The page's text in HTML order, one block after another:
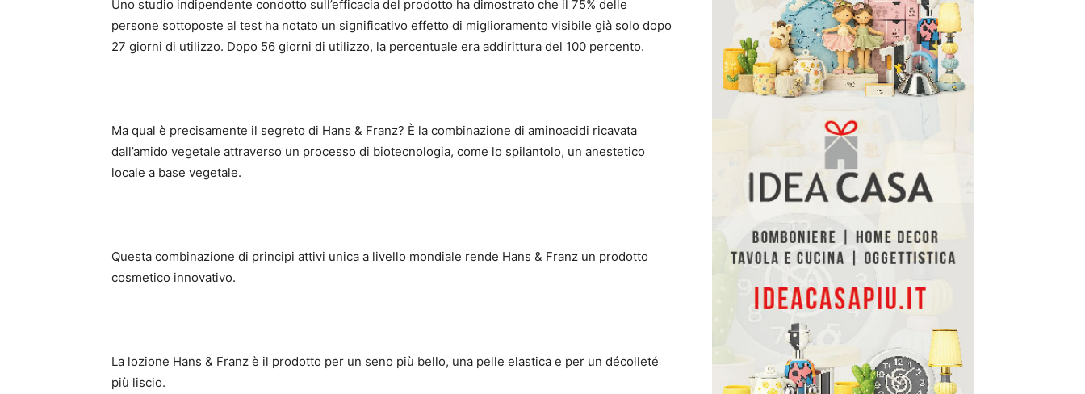
Uno studio indipendente condotto sull’efficacia del prodotto ha dimostrato che il 75% delle
persone sottoposte al test ha notato un significativo effetto di miglioramento visibile già solo dopo
27 giorni di utilizzo. Dopo 56 giorni di utilizzo, la percentuale era addirittura del 100 percento.
Ma qual è precisamente il segreto di Hans & Franz? È la combinazione di aminoacidi ricavata
dall’amido vegetale attraverso un processo di biotecnologia, come lo spilantolo, un anestetico
locale a base vegetale.
Questa combinazione di principi attivi unica a livello mondiale rende Hans & Franz un prodotto
cosmetico innovativo.
La lozione Hans & Franz è il prodotto per un seno più bello, una pelle elastica e per un décolleté
più liscio.